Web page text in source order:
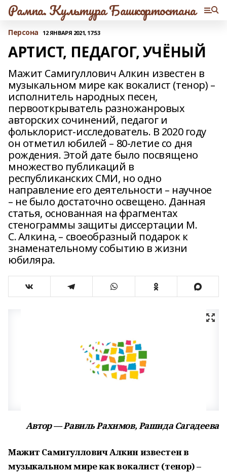
Рампа. Культура Башкортостана
Персона 12 ЯНВАРЯ 2021, 17:53
АРТИСТ, ПЕДАГОГ, УЧЁНЫЙ
Мажит Самигуллович Алкин известен в
музыкальном мире как вокалист (тенор) –
исполнитель народных песен,
первооткрыватель разножанровых
авторских сочинений, педагог и
фольклорист-исследователь. В 2020 году
он отметил юбилей – 80‑летие со дня
рождения. Этой дате было посвящено
множество публикаций в
республиканских СМИ, но одно
направление его деятельности – научное
– не было достаточно освещено. Данная
статья, основанная на фрагментах
стенограммы защиты диссертации М.
С. Алкина, – своеобразный подарок к
знаменательному событию в жизни
юбиляра.
Автор — Равиль Рахимов, Рашида Сагадеева
Мажит Самигуллович Алкин известен в
музыкальном мире как вокалист (тенор) –